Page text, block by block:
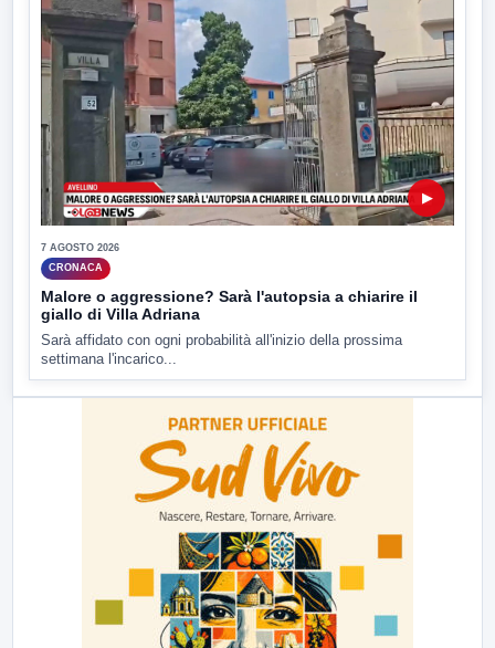
▶
7 AGOSTO 2026
CRONACA
Malore o aggressione? Sarà l'autopsia a chiarire il
giallo di Villa Adriana
Sarà affidato con ogni probabilità all'inizio della prossima
settimana l'incarico...